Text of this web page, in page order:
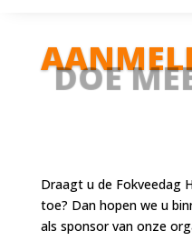
DOE
Draagt u de Fokveedag
toe? Dan hopen we u
als sponsor van onze